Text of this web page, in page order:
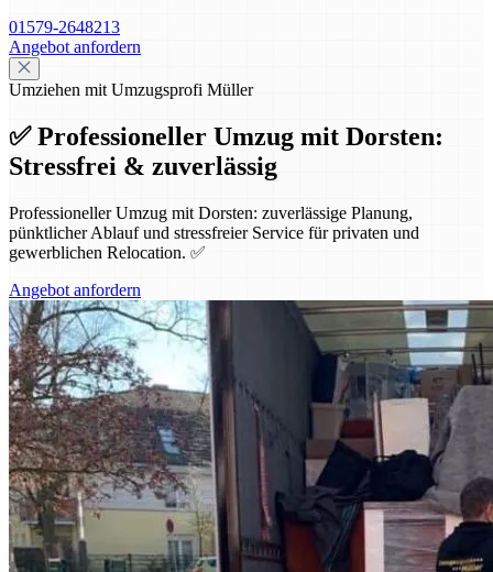
01579-2648213
Angebot anfordern
Umziehen mit Umzugsprofi Müller
✅ Professioneller Umzug mit Dorsten:
Stressfrei & zuverlässig
Professioneller Umzug mit Dorsten: zuverlässige Planung,
pünktlicher Ablauf und stressfreier Service für privaten und
gewerblichen Relocation. ✅
Angebot anfordern